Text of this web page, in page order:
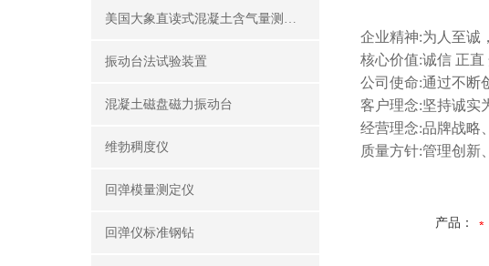
美国大象直读式混凝土含气量测定仪
振动台法试验装置
混凝土磁盘磁力振动台
维勃稠度仪
回弹模量测定仪
回弹仪标准钢钻
企业精神:为人至诚
核心价值:诚信 正
公司使命:通过不断
客户理念:坚持诚实
经营理念:品牌战略
质量方针:管理创新
产品：